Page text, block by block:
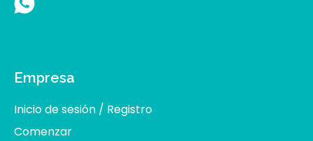
Empresa
Inicio de sesión / Registro
Comenzar